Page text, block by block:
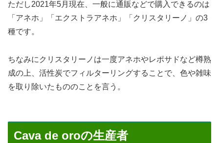
ただし2021年5月現在、一般に通販などで購入できるのは
「アネホ」「エクストラアネホ」「クリスタリーノ」の3
種です。
ちなみにクリスタリーノは一度アネホやレポサドなど樽熟
成の上、活性炭でフィルターリングすることで、色や雑味
を取り除いたもののことを言う。
Cava de oroの生産者